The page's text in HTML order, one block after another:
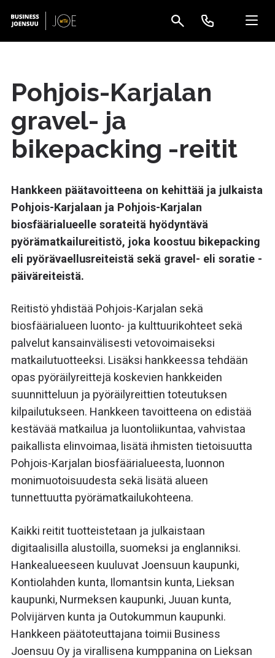
Pohjois-Karjalan
gravel- ja
bikepacking -reitit
Hankkeen päätavoitteena on kehittää ja julkaista
Pohjois-Karjalaan ja Pohjois-Karjalan
biosfäärialueelle sorateitä hyödyntävä
pyörämatkailureitistö, joka koostuu bikepacking
eli pyörävaellusreiteistä sekä gravel- eli soratie -
päiväreiteistä.
Reitistö yhdistää Pohjois-Karjalan sekä
biosfäärialueen luonto- ja kulttuurikohteet sekä
palvelut kansainvälisesti vetovoimaiseksi
matkailutuotteeksi. Lisäksi hankkeessa tehdään
opas pyöräilyreittejä koskevien hankkeiden
suunnitteluun ja pyöräilyreittien toteutuksen
kilpailutukseen. Hankkeen tavoitteena on edistää
kestävää matkailua ja luontoliikuntaa, vahvistaa
paikallista elinvoimaa, lisätä ihmisten tietoisuutta
Pohjois-Karjalan biosfäärialueesta, luonnon
monimuotoisuudesta sekä lisätä alueen
tunnettuutta pyörämatkailukohteena.
Kaikki reitit tuotteistetaan ja julkaistaan
digitaalisilla alustoilla, suomeksi ja englanniksi.
Hankealueeseen kuuluvat Joensuun kaupunki,
Kontiolahden kunta, Ilomantsin kunta, Lieksan
kaupunki, Nurmeksen kaupunki, Juuan kunta,
Polvijärven kunta ja Outokummun kaupunki.
Hankkeen päätoteuttajana toimii Business
Joensuu Oy ja virallisena kumppanina on Lieksan